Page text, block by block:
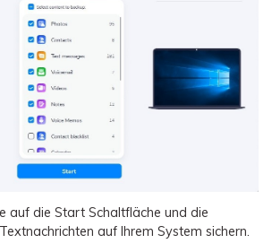
auf die Start Schaltfläche und die
auf Ihrem System sichern.